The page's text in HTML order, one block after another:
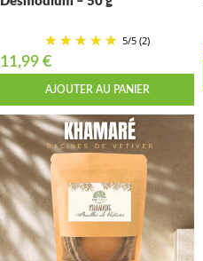
5/5 (2)
11,99 €
AJOUTER AU PANIER